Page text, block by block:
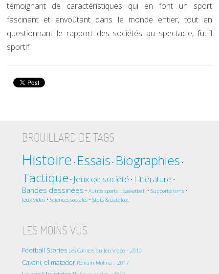
témoignant de caractéristiques qui en font un sport
fascinant et envoûtant dans le monde entier, tout en
questionnant le rapport des sociétés au spectacle, fut-il
sportif.
BROUILLARD DE TAGS
Histoire • Essais • Biographies •
Tactique • Jeux de société • Littérature •
Bandes dessinées • Autres sports : basketball • Supportérisme•
Jeux vidéo• Sciences sociales• Stats & datafoot
LES MOINS VUS
Football Stories Les Cahiers du Jeu Vidéo – 2010
Cavani, el matador Romain Molina – 2017